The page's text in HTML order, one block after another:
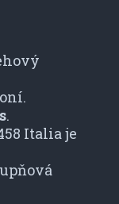
.
Italia je